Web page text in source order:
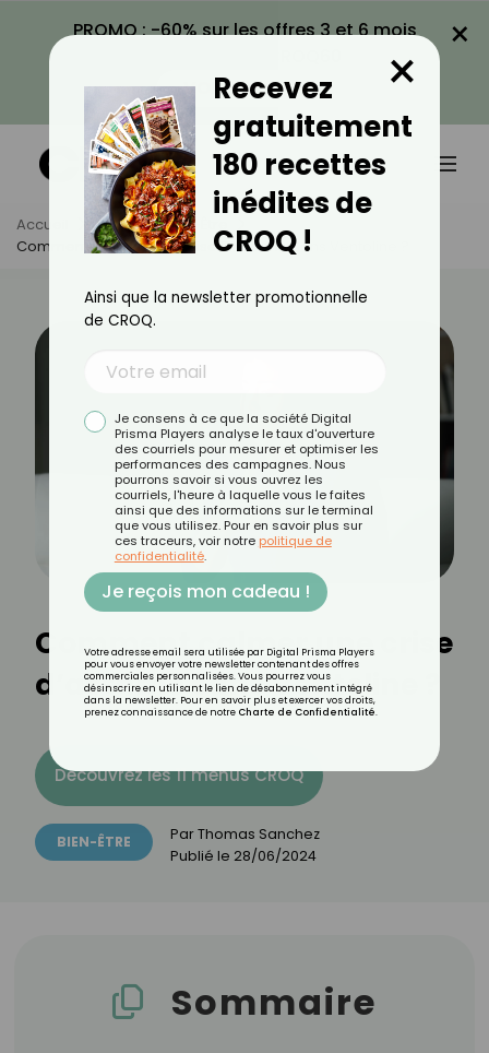
PROMO : -60% sur les offres 3 et 6 mois
VOIR LA PROMO
×
Accueil Actus
Bien-Être
Comment Calmer Une Crise D’asthme Sans Ventoline ?
Comment calmer une crise
d’asthme sans Ventoline ?
Découvrez les 11 menus CROQ
BIEN-ÊTRE ParThomas Sanchez
Publié le 28/06/2024
Sommaire
Recevez
gratuitement
180 recettes
inédites de
CROQ !
×
Ainsi que la newsletter promotionnelle
de CROQ.
Je consens à ce que la société Digital
Prisma Players analyse le taux d'ouverture
des courriels pour mesurer et optimiser les
performances des campagnes. Nous
pourrons savoir si vous ouvrez les
courriels, l'heure à laquelle vous le faites
ainsi que des informations sur le terminal
que vous utilisez. Pour en savoir plus sur
ces traceurs, voir notre politique de
confidentialité.
Je reçois mon cadeau !
Votre adresse email sera utilisée par Digital Prisma Players
pour vous envoyer votre newsletter contenant des offres
commerciales personnalisées. Vous pourrez vous
désinscrire en utilisant le lien de désabonnement intégré
dans la newsletter. Pour en savoir plus et exercer vos droits,
prenez connaissance de notre Charte de Confidentialité.